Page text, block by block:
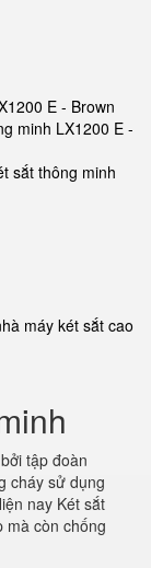
E - Brown
minh LX1200 E -
sắt thông minh
máy két sắt cao
tập đoàn
cháy sử dụng
nay Két sắt
mà còn chống